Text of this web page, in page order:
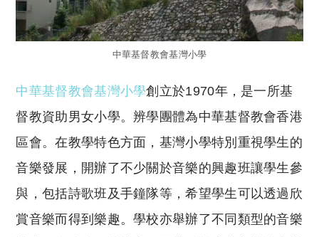
中華基督教會基灣小學
中華基督教會基灣小學創立於1970年，是一所基
督教資助男女小學。辨學團體為中華基督教會香港
區會。在教學特色方面，基灣小學特別重視學生的
音樂發展，開辦了不少關於音樂的興趣班讓學生參
與，包括詩歌班及手鐘隊等，希望學生可以透過欣
賞音樂而得到樂趣。學校亦舉辦了不同類型的音樂